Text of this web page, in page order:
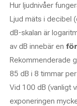
Hur ljudnivåer
Ljud mäts i decibel
dB-skalan är
av dB innebär en
Rekommenderade
85 dB i 8 timmar
Vid 100 dB (vanligt
exponeringen